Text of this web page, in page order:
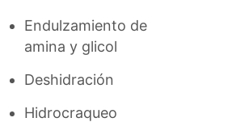
Endulzamiento de
amina y glicol
Deshidración
Hidrocraqueo